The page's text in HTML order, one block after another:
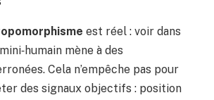
est réel : voir dans
mène à des
Cela n’empêche pas pour
des signaux objectifs : position